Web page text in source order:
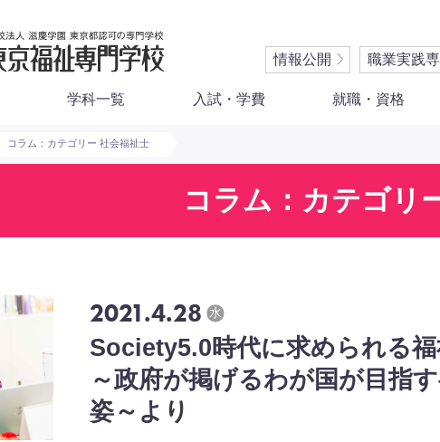
情報公開 職業実践
学科一覧 入試・学費 就職・資格
コラム：カテゴリー 社会福祉士
コラム：カテゴリ
2021.4.28 水
Society5.0時代に求められる
～政府が掲げるわが国が目指
姿～より